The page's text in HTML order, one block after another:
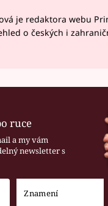
je redaktora webu
o českých i
ruce
a my vám
newsletter s